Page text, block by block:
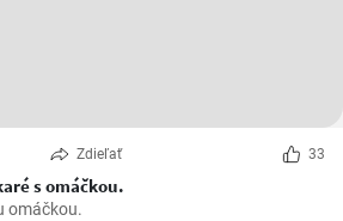
Zdieľať 33
s omáčkou.
omáčkou.